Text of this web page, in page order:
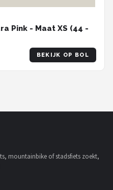
Pink - Maat XS (44 -
BEKIJK OP BOL
mountainbike of stadsfiets zoekt,